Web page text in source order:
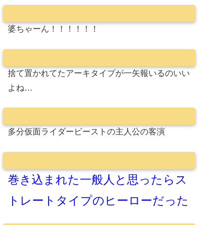
婆ちゃーん！！！！！！
捨て置かれてたアーキタイプが一矢報いるのいい
よね…
多分仮面ライダービーストの主人公の客演
巻き込まれた一般人と思ったらス
トレートタイプのヒーローだった